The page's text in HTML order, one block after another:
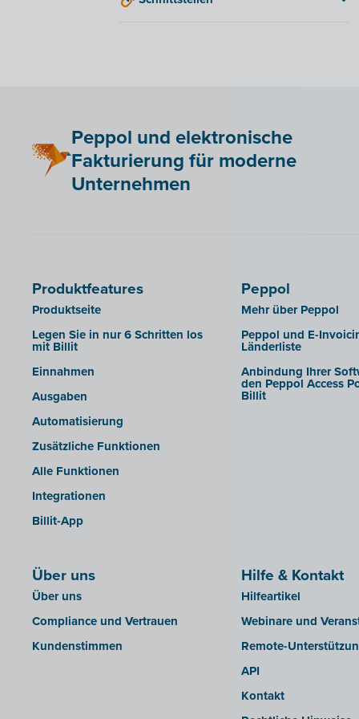
SFTP
Berichte
BoCount Dynamics
Briljant
Popsy (Allegro)
Twinfield
Venice (lokale Installation)
Peppol und elektronische
Fakturierung für moderne
Unternehmen
Produktfeatures
Produktseite
Legen Sie in nur 6 Schritten los
mit Billit
Einnahmen
Ausgaben
Automatisierung
Zusätzliche Funktionen
Alle Funktionen
Integrationen
Billit-App
Peppol
Mehr über Peppol
Peppol und E-
Länderliste
Anbindung Ihrer
den Peppol Access
Billit
Über uns
Über uns
Compliance und Vertrauen
Kundenstimmen
Hilfe & Kontakt
Hilfeartikel
Webinare und
Remote-
API
Kontakt